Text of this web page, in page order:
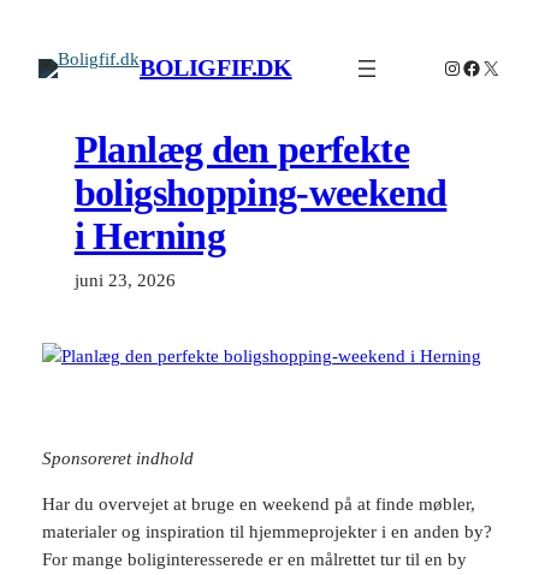
indhold
BOLIGFIF.DK Instagram
Facebook
X
Planlæg den perfekte
boligshopping-weekend
i Herning
juni 23, 2026
Sponsoreret indhold
Har du overvejet at bruge en weekend på at finde møbler,
materialer og inspiration til hjemmeprojekter i en anden by?
For mange boliginteresserede er en målrettet tur til en by